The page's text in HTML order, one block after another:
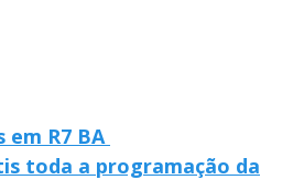
em R7 BA
toda a programação da